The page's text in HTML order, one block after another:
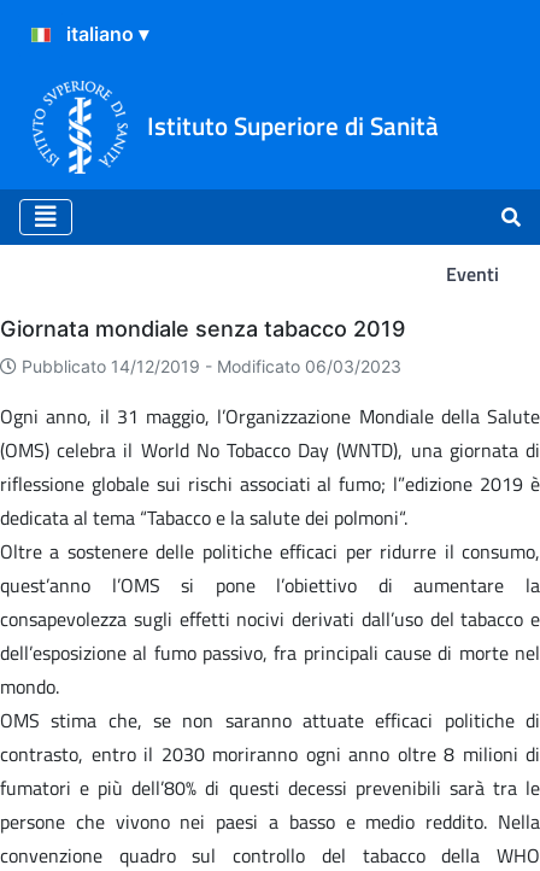
Istituto Superiore di Sanità
Eventi
Eventi
Giornata mondiale senza tabacco 2019
Pubblicato 14/12/2019 - Modificato 06/03/2023
Ogni anno, il 31 maggio, l’Organizzazione Mondiale della Salute
(OMS) celebra il World No Tobacco Day (WNTD), una giornata di
riflessione globale sui rischi associati al fumo; l”edizione 2019 è
dedicata al tema “Tabacco e la salute dei polmoni“.
Oltre a sostenere delle politiche efficaci per ridurre il consumo,
quest’anno l’OMS si pone l’obiettivo di aumentare la
consapevolezza sugli effetti nocivi derivati dall’uso del tabacco e
dell’esposizione al fumo passivo, fra principali cause di morte nel
mondo.
OMS stima che, se non saranno attuate efficaci politiche di
contrasto, entro il 2030 moriranno ogni anno oltre 8 milioni di
fumatori e più dell’80% di questi decessi prevenibili sarà tra le
persone che vivono nei paesi a basso e medio reddito. Nella
convenzione quadro sul controllo del tabacco della WHO